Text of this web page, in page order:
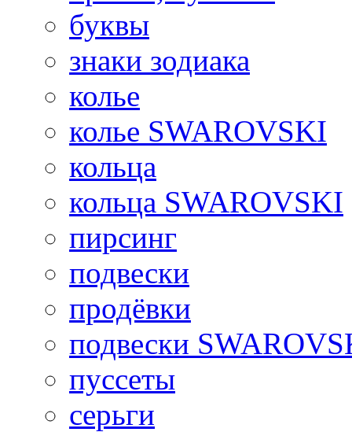
буквы
знаки зодиака
колье
колье SWAROVSKI
кольца
кольца SWAROVSKI
пирсинг
подвески
продёвки
подвески
пуссеты
серьги